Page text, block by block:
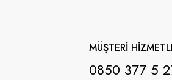
MÜŞTERİ
0850 377 5